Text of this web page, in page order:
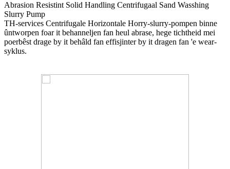
Abrasion Resistint Solid Handling Centrifugaal Sand Wasshing
Slurry Pump
TH-services Centrifugale Horizontale Horry-slurry-pompen binne
ûntworpen foar it behanneljen fan heul abrase, hege tichtheid mei
poerbêst drage by it behâld fan effisjinter by it dragen fan 'e wear-
syklus.